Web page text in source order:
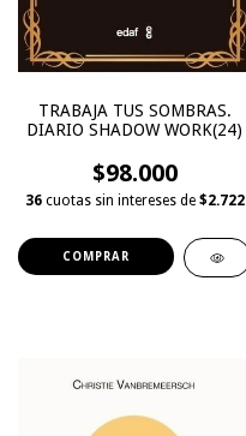
TRABAJA TUS SOMBRAS.
DIARIO SHADOW WORK(24)
$98.000
36 cuotas sin intereses de $2.722